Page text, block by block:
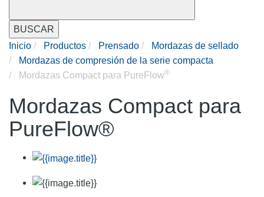
BUSCAR
Inicio
Productos Prensado
Mordazas de sellado
Mordazas de compresión de la serie compacta
Mordazas Compact para PureFlow®
Mordazas Compact para
PureFlow®